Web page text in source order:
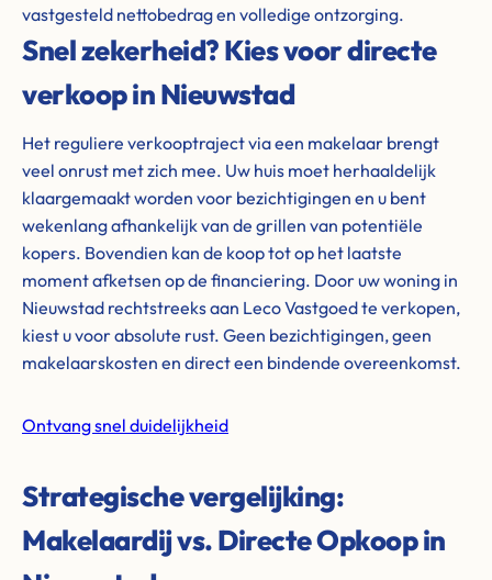
vastgesteld nettobedrag en volledige ontzorging.
Snel zekerheid? Kies voor directe
verkoop in Nieuwstad
Het reguliere verkooptraject via een makelaar brengt
veel onrust met zich mee. Uw huis moet herhaaldelijk
klaargemaakt worden voor bezichtigingen en u bent
wekenlang afhankelijk van de grillen van potentiële
kopers. Bovendien kan de koop tot op het laatste
moment afketsen op de financiering. Door uw woning in
Nieuwstad rechtstreeks aan Leco Vastgoed te verkopen,
kiest u voor absolute rust. Geen bezichtigingen, geen
makelaarskosten en direct een bindende overeenkomst.
Ontvang snel duidelijkheid
Strategische vergelijking:
Makelaardij vs. Directe Opkoop in